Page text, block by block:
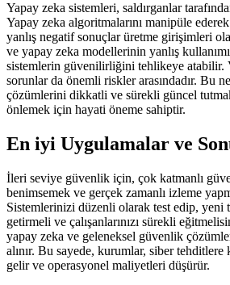
Yapay zeka sistemleri, saldırganlar
Yapay zeka algoritmalarını manipüle
yanlış negatif sonuçlar üretme girişimleri
ve yapay zeka modellerinin yanlış
sistemlerin güvenilirliğini tehlikeye
sorunlar da önemli riskler arasındadır. Bu
çözümlerini dikkatli ve sürekli güncel
önlemek için hayati öneme sahiptir.
En iyi Uygulamalar ve
İleri seviye güvenlik için, çok katmanlı
benimsemek ve gerçek zamanlı izleme
Sistemlerinizi düzenli olarak test edip, yeni
getirmeli ve çalışanlarınızı sürekli
yapay zeka ve geleneksel güvenlik
alınır. Bu sayede, kurumlar, siber tehditlere
gelir ve operasyonel maliyetleri düşürür.